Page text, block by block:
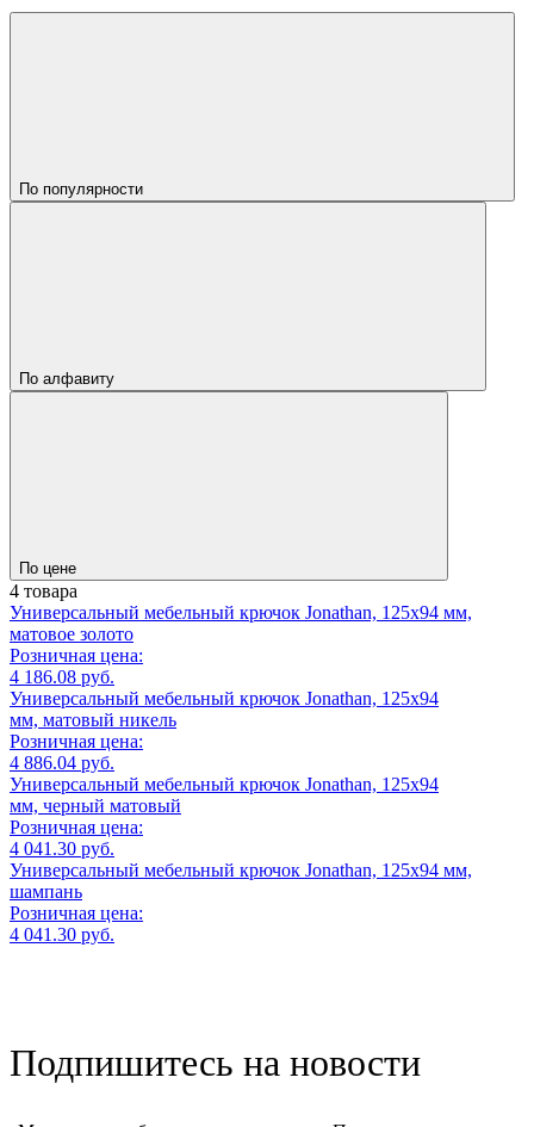
По популярности
По алфавиту
По цене
4 товара
Универсальный мебельный крючок Jonathan, 125х94 мм,
матовое золото
Розничная цена:
4 186.08 руб.
Универсальный мебельный крючок Jonathan, 125х94
мм, матовый никель
Розничная цена:
4 886.04 руб.
Универсальный мебельный крючок Jonathan, 125х94
мм, черный матовый
Розничная цена:
4 041.30 руб.
Универсальный мебельный крючок Jonathan, 125х94 мм,
шампань
Розничная цена:
4 041.30 руб.
Подпишитесь на новости